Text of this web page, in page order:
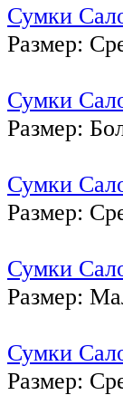
Сумки
Размер:
Сумки
Размер:
Сумки
Размер:
Сумки
Размер:
Сумки
Размер: